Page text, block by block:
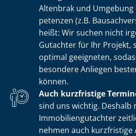
Altenbrak und
pe­ten­zen (z.B.
heißt: Wir suchen nicht
Gutachter für Ihr Projekt,
optimal geeigneten,
besondere Anliegen
können.
Auch kurzfristige
sind uns wichtig. Deshalb
Im­mo­bi­li­en­gut­ach­ter
nehmen auch kurzfristige